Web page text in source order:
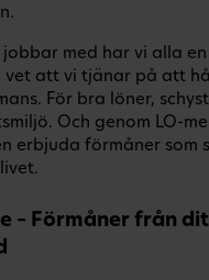
med har vi alla en
vet att vi tjänar på att
För bra löner,
Och genom LO-
erbjuda förmåner som
– Förmåner från